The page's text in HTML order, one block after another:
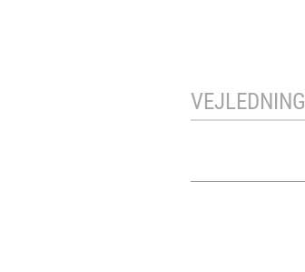
VEJLEDNING